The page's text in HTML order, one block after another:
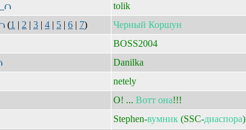
tolik
(1 | 2 | 3 | 4 | 5 | 6 | 7) Черный Коршун
BOSS2004
Danilka
netely
O! ... Вотт она!!!
Stephen-вумник (SSC-диаспора)